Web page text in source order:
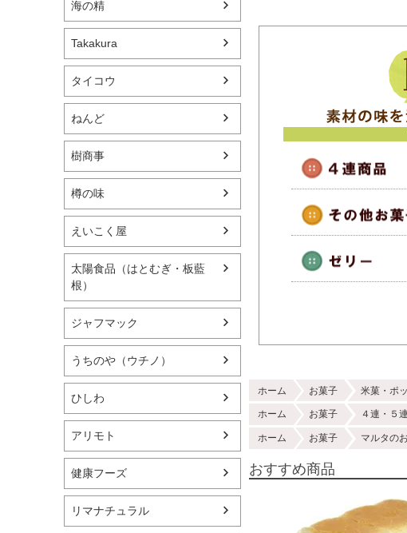
海の精
Takakura
タイコウ
ねんど
樹商事
樽の味
えいこく屋
太陽食品（はとむぎ・板藍
根）
ジャフマック
うちのや（ウチノ）
ひしわ
アリモト
健康フーズ
リマナチュラル
ホーム お菓子 米菓・ポ
ホーム お菓子 ４連・５連
ホーム お菓子 マルタの
おすすめ商品